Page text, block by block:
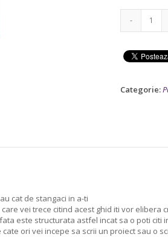
Pachet
si
Categorie:
cat de stangaci in a-ti
vei trece citind acest ghid iti vor elibera
este structurata astfel incat sa o poti citi
ori vei incepe sa scrii un proiect sau o